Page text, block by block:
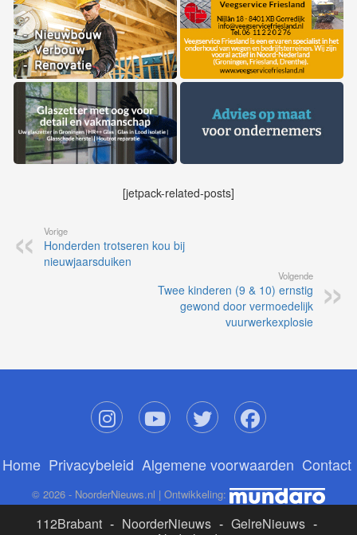
[jetpack-related-posts]
Vorige
Honderden trotseren kou bij
nieuwjaarsduiken
Volgende
Twee kinderen (9 & 10) ernstig
gewond door vermoedelijk
vuurwerkexplosie
Home Privacybeleid Algemene voorwaarden Contact
© 2026 - NoorderNieuws.nl | Ontwikkeling:
112Brabant - NoorderNieuws - GelreNieuws -